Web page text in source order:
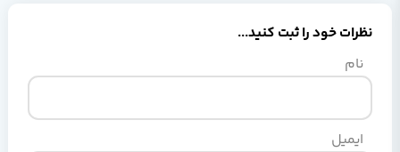
نظرات خود را ثبت کنید...
نام
ایمیل